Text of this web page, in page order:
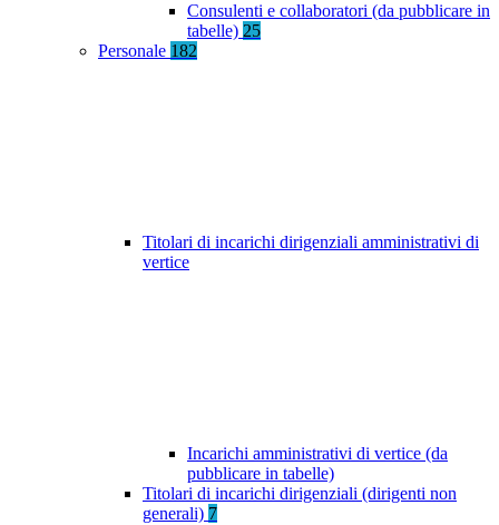
Consulenti e collaboratori (da pubblicare in
tabelle) 25
Personale 182
Titolari di incarichi dirigenziali amministrativi di
vertice
Incarichi amministrativi di vertice (da
pubblicare in tabelle)
Titolari di incarichi dirigenziali (dirigenti non
generali) 7